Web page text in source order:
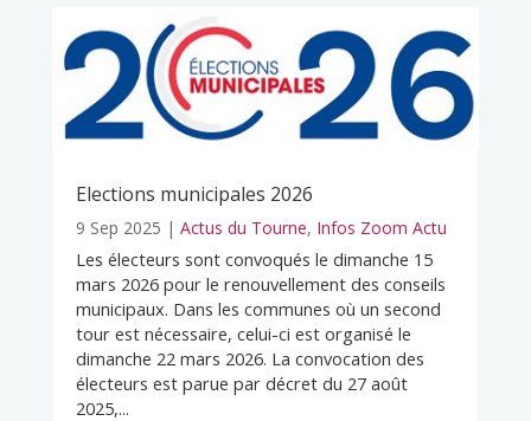
Elections municipales 2026
9 Sep 2025 | Actus du Tourne, Infos Zoom Actu
Les électeurs sont convoqués le dimanche 15
mars 2026 pour le renouvellement des conseils
municipaux. Dans les communes où un second
tour est nécessaire, celui-ci est organisé le
dimanche 22 mars 2026. La convocation des
électeurs est parue par décret du 27 août
2025,...